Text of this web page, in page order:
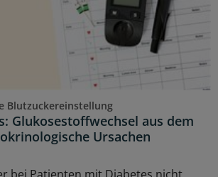
Blutzuckereinstellung
Glukosestoffwechsel aus dem
Ursachen